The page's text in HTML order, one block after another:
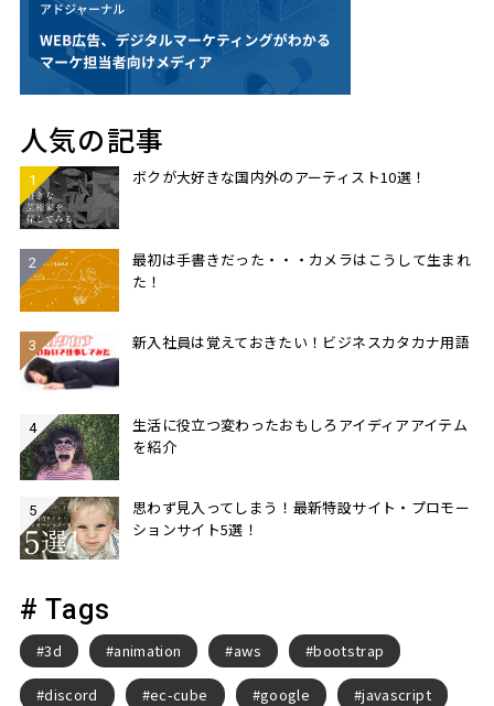
人気の記事
ボクが大好きな国内外のアーティスト10選！
最初は手書きだった・・・カメラはこうして生まれ
た！
新入社員は覚えておきたい！ビジネスカタカナ用語
生活に役立つ変わったおもしろアイディアアイテム
を紹介
思わず見入ってしまう！最新特設サイト・プロモー
ションサイト5選！
# Tags
3d animation aws bootstrap
discord ec-cube google javascript